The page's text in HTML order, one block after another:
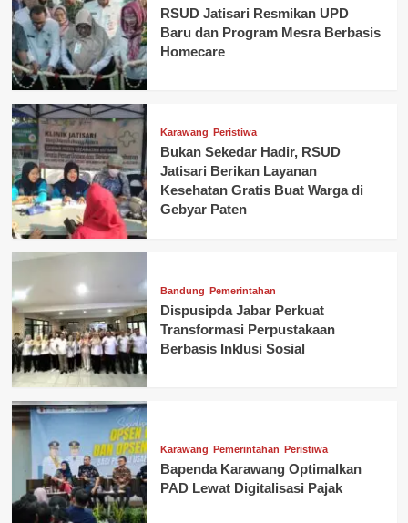
RSUD Jatisari Resmikan UPD
Baru dan Program Mesra Berbasis
Homecare
Karawang Peristiwa
Bukan Sekedar Hadir, RSUD
Jatisari Berikan Layanan
Kesehatan Gratis Buat Warga di
Gebyar Paten
Bandung Pemerintahan
Dispusipda Jabar Perkuat
Transformasi Perpustakaan
Berbasis Inklusi Sosial
Karawang Pemerintahan Peristiwa
Bapenda Karawang Optimalkan
PAD Lewat Digitalisasi Pajak